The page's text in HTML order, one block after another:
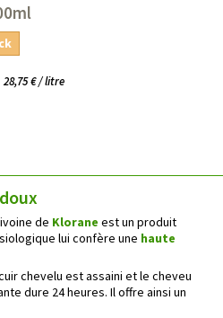
28,75 € / litre
de Klorane est un produit
lui confère une haute
chevelu est assaini et le cheveu
dure 24 heures. Il offre ainsi un